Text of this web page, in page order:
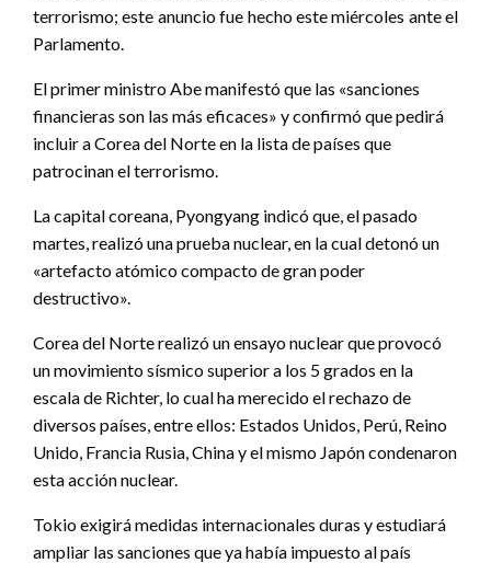
terrorismo; este anuncio fue hecho este miércoles ante el
Parlamento.
El primer ministro Abe manifestó que las «sanciones
financieras son las más eficaces» y confirmó que pedirá
incluir a Corea del Norte en la lista de países que
patrocinan el terrorismo.
La capital coreana, Pyongyang indicó que, el pasado
martes, realizó una prueba nuclear, en la cual detonó un
«artefacto atómico compacto de gran poder
destructivo».
Corea del Norte realizó un ensayo nuclear que provocó
un movimiento sísmico superior a los 5 grados en la
escala de Richter, lo cual ha merecido el rechazo de
diversos países, entre ellos: Estados Unidos, Perú, Reino
Unido, Francia Rusia, China y el mismo Japón condenaron
esta acción nuclear.
Tokio exigirá medidas internacionales duras y estudiará
ampliar las sanciones que ya había impuesto al país